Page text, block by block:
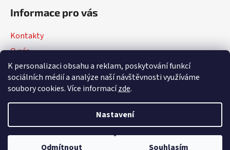
K personalizaci obsahu a reklam, poskytování funkcí
sociálních médií a analýze naší návštěvnosti využíváme
soubory cookies. Více informacízde.
Nastavení
Odmítnout Souhlasím
Informace pro vás
Kontakty
O nás
Jak nakupovat
Obchodní podmínky
Vytvořil Shoptet